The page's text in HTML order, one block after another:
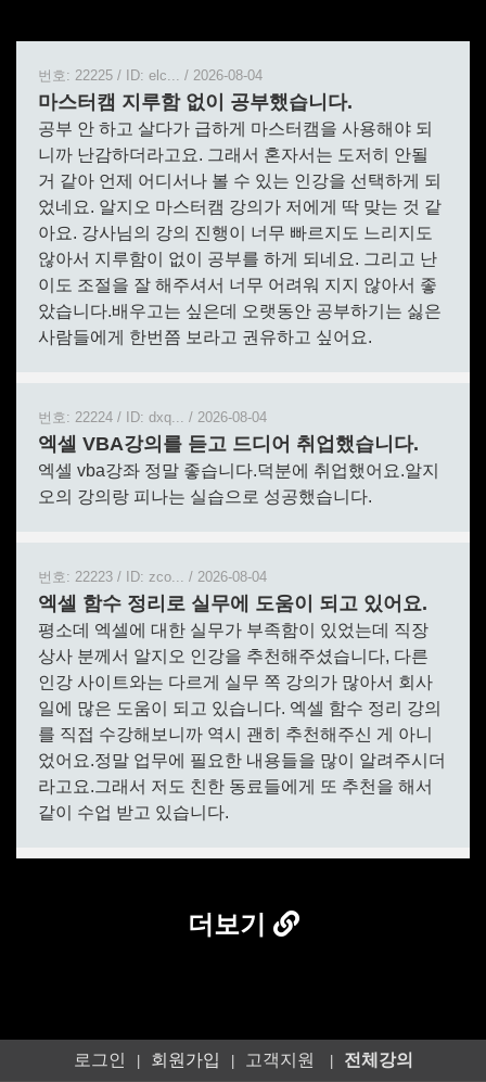
더보기
로그인 | 회원가입 | 고객지원 | 전체강의